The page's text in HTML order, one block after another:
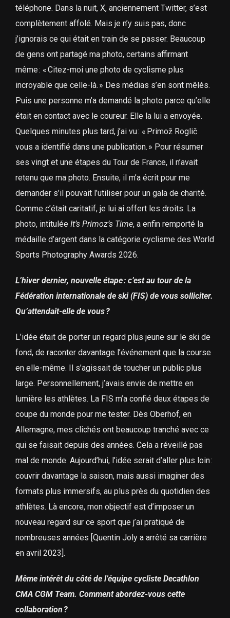
téléphone. Dans la nuit, X, anciennement Twitter, s’est
complètement affolé. Mais je n’y suis pas, donc
j’ignorais ce qui était en train de se passer. Beaucoup
de gens ont partagé ma photo, certains affirmant
même : « Citez-moi une photo de cyclisme plus
incroyable que celle-là. » Des médias s’en sont mêlés.
Puis une personne m’a demandé la photo parce qu’elle
était en contact avec le coureur. Elle la lui a envoyée.
Quelques minutes plus tard, j’ai vu : « Primož Roglič
vous a identifié dans une publication. » Pour résumer
ses vingt et une étapes du Tour de France, il n’avait
retenu que ma photo. Ensuite, il m’a écrit pour me
demander s’il pouvait l’utiliser pour un gala de charité.
Comme c’était caritatif, je lui ai offert les droits. La
photo, intitulée It’s Primoz’s Time, a enfin remporté la
médaille d’argent dans la catégorie cyclisme des World
Sports Photography Awards 2026.
L’hiver dernier, nouvelle étape : c’est au tour de la
Fédération internationale de ski (FIS) de vous solliciter.
Qu’attendait-elle de vous ?
L’idée était de porter un regard plus jeune sur le ski de
fond, de raconter davantage l’événement que la course
en elle-même. Il s’agissait de toucher un public plus
large. Personnellement, j’avais envie de mettre en
lumière les athlètes. La FIS m’a confié deux étapes de
coupe du monde pour me tester. Dès Oberhof, en
Allemagne, mes clichés ont beaucoup tranché avec ce
qui se faisait depuis des années. Cela a réveillé pas
mal de monde. Aujourd’hui, l’idée serait d’aller plus loin :
couvrir davantage la saison, mais aussi imaginer des
formats plus immersifs, au plus près du quotidien des
athlètes. Là encore, mon objectif est d’imposer un
nouveau regard sur ce sport que j’ai pratiqué de
nombreuses années [Quentin Joly a arrêté sa carrière
en avril 2023].
Même intérêt du côté de l’équipe cycliste Decathlon
CMA CGM Team. Comment abordez-vous cette
collaboration ?